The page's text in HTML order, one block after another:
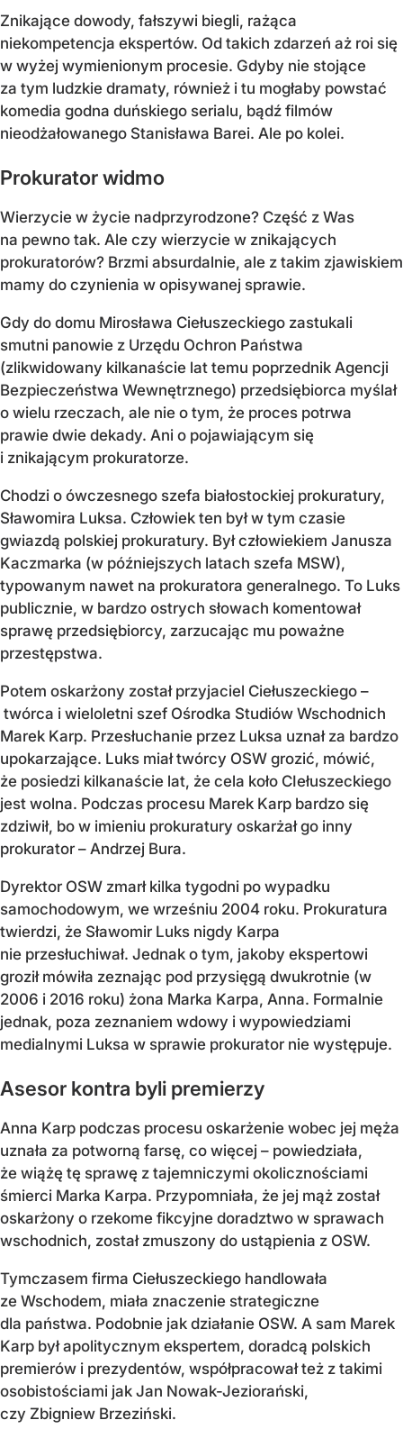
Znikające dowody, fałszywi biegli, rażąca
niekompetencja ekspertów. Od takich zdarzeń aż roi się
w wyżej wymienionym procesie. Gdyby nie stojące
za tym ludzkie dramaty, również i tu mogłaby powstać
komedia godna duńskiego serialu, bądź filmów
nieodżałowanego Stanisława Barei. Ale po kolei.
Prokurator widmo
Wierzycie w życie nadprzyrodzone? Część z Was
na pewno tak. Ale czy wierzycie w znikających
prokuratorów? Brzmi absurdalnie, ale z takim zjawiskiem
mamy do czynienia w opisywanej sprawie.
Gdy do domu Mirosława Ciełuszeckiego zastukali
smutni panowie z Urzędu Ochron Państwa
(zlikwidowany kilkanaście lat temu poprzednik Agencji
Bezpieczeństwa Wewnętrznego) przedsiębiorca myślał
o wielu rzeczach, ale nie o tym, że proces potrwa
prawie dwie dekady. Ani o pojawiającym się
i znikającym prokuratorze.
Chodzi o ówczesnego szefa białostockiej prokuratury,
Sławomira Luksa. Człowiek ten był w tym czasie
gwiazdą polskiej prokuratury. Był człowiekiem Janusza
Kaczmarka (w późniejszych latach szefa MSW),
typowanym nawet na prokuratora generalnego. To Luks
publicznie, w bardzo ostrych słowach komentował
sprawę przedsiębiorcy, zarzucając mu poważne
przestępstwa.
Potem oskarżony został przyjaciel Ciełuszeckiego –
twórca i wieloletni szef Ośrodka Studiów Wschodnich
Marek Karp. Przesłuchanie przez Luksa uznał za bardzo
upokarzające. Luks miał twórcy OSW grozić, mówić,
że posiedzi kilkanaście lat, że cela koło CIełuszeckiego
jest wolna. Podczas procesu Marek Karp bardzo się
zdziwił, bo w imieniu prokuratury oskarżał go inny
prokurator – Andrzej Bura.
Dyrektor OSW zmarł kilka tygodni po wypadku
samochodowym, we wrześniu 2004 roku. Prokuratura
twierdzi, że Sławomir Luks nigdy Karpa
nie przesłuchiwał. Jednak o tym, jakoby ekspertowi
groził mówiła zeznając pod przysięgą dwukrotnie (w
2006 i 2016 roku) żona Marka Karpa, Anna. Formalnie
jednak, poza zeznaniem wdowy i wypowiedziami
medialnymi Luksa w sprawie prokurator nie występuje.
Asesor kontra byli premierzy
Anna Karp podczas procesu oskarżenie wobec jej męża
uznała za potworną farsę, co więcej – powiedziała,
że wiążę tę sprawę z tajemniczymi okolicznościami
śmierci Marka Karpa. Przypomniała, że jej mąż został
oskarżony o rzekome fikcyjne doradztwo w sprawach
wschodnich, został zmuszony do ustąpienia z OSW.
Tymczasem firma Ciełuszeckiego handlowała
ze Wschodem, miała znaczenie strategiczne
dla państwa. Podobnie jak działanie OSW. A sam Marek
Karp był apolitycznym ekspertem, doradcą polskich
premierów i prezydentów, współpracował też z takimi
osobistościami jak Jan Nowak-Jeziorański,
czy Zbigniew Brzeziński.